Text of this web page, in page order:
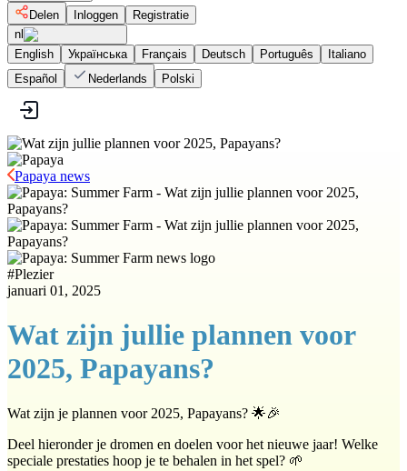
Delen
Inloggen
Registratie
nl
English
Українська Français Deutsch Português
Italiano
Español
Nederlands Polski
Papaya news
#Plezier
januari 01, 2025
Wat zijn jullie plannen voor
2025, Papayans?
Wat zijn je plannen voor 2025, Papayans? 🌟🎉
Deel hieronder je dromen en doelen voor het nieuwe jaar! Welke
speciale prestaties hoop je te behalen in het spel? 🌱